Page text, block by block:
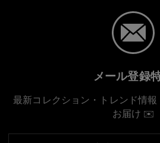
メール登録
最新コレクション・トレンド情
お届け ✉️